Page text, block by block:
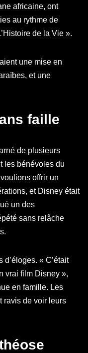
africaine, ont
au rythme de
de la Vie ».
une mise en
et une
faille
de plusieurs
les bénévoles du
offrir un
et Disney était
un des
sans relâche
« C’était
vrai film Disney »,
en famille. Les
ravis de voir leurs